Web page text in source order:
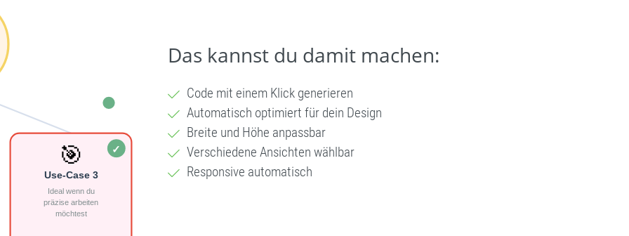
Das kannst du damit machen:
Code mit einem Klick generieren
Automatisch optimiert für dein Design
Breite und Höhe anpassbar
Verschiedene Ansichten wählbar
Responsive automatisch